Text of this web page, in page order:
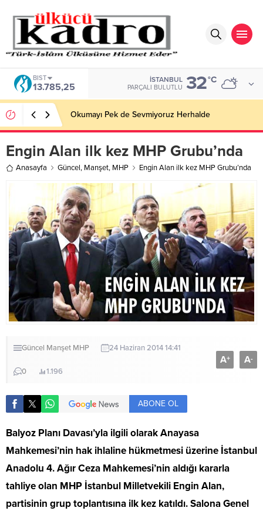
BIST
13.785,25
İSTANBUL
PARÇALI BULUTLU 32°C
Okumayı Pek de Sevmiyoruz Herhalde
Engin Alan ilk kez MHP Grubu’nda
Anasayfa Güncel, Manşet, MHP Engin Alan ilk kez MHP Grubu’nda
Güncel Manşet MHP 24 Haziran 2014 14:41
0 1.196
A+ A-
ABONE OL
Balyoz Planı Davası’yla ilgili olarak Anayasa
Mahkemesi’nin hak ihlaline hükmetmesi üzerine İstanbul
Anadolu 4. Ağır Ceza Mahkemesi’nin aldığı kararla
tahliye olan MHP İstanbul Milletvekili Engin Alan,
partisinin grup toplantısına ilk kez katıldı. Salona Genel